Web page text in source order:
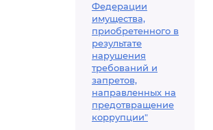
Федерации
имущества,
приобретенного в
результате
нарушения
требований и
запретов,
направленных на
предотвращение
коррупции"